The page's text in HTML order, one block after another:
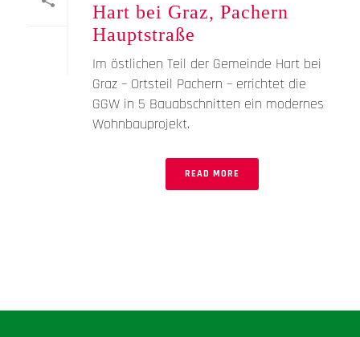
Hart bei Graz, Pachern
Hauptstraße
Im östlichen Teil der Gemeinde Hart bei
Graz – Ortsteil Pachern – errichtet die
GGW in 5 Bauabschnitten ein modernes
Wohnbauprojekt.
READ MORE